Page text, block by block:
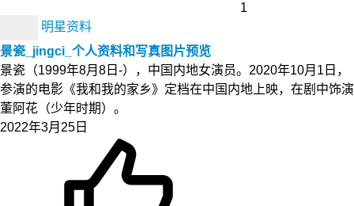
1
明星资料
景瓷_jingci_个人资料和写真图片预览
景瓷（1999年8月8日-），中国内地女演员。2020年10月1日，
参演的电影《我和我的家乡》定档在中国内地上映，在剧中饰演
董阿花（少年时期）。
2022年3月25日